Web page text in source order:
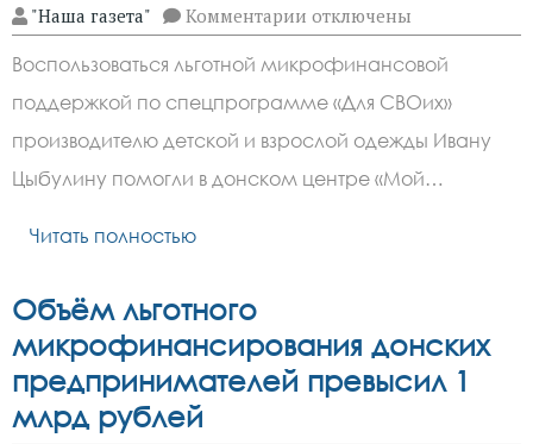
"Наша газета" Комментарии к
записи
Семья
участника
СВО
получила
господдержку
на
развитие
бизнеса
отключены
Воспользоваться льготной микрофинансовой
поддержкой по спецпрограмме «Для СВОих»
производителю детской и взрослой одежды Ивану
Цыбулину помогли в донском центре «Мой…
Читать полностью
Объём льготного
микрофинансирования донских
предпринимателей превысил 1
млрд рублей